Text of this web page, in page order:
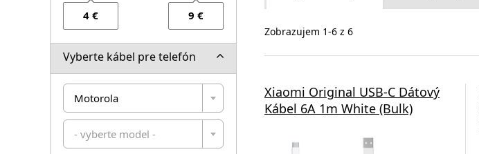
Vyberte kábel pre telefón
Motorola
- vyberte model -
Zobrazujem 1-6 z 6
Xiaomi Original USB-C Dátový
Kábel 6A 1m White (Bulk)